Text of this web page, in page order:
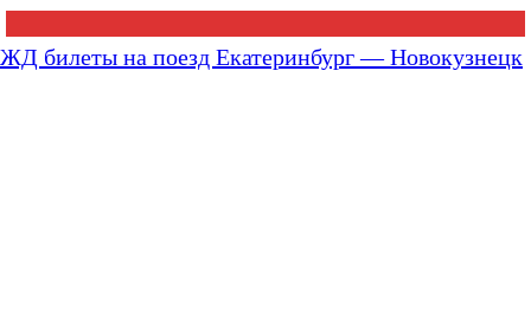
ЖД билеты на поезд Екатеринбург — Новокузнецк